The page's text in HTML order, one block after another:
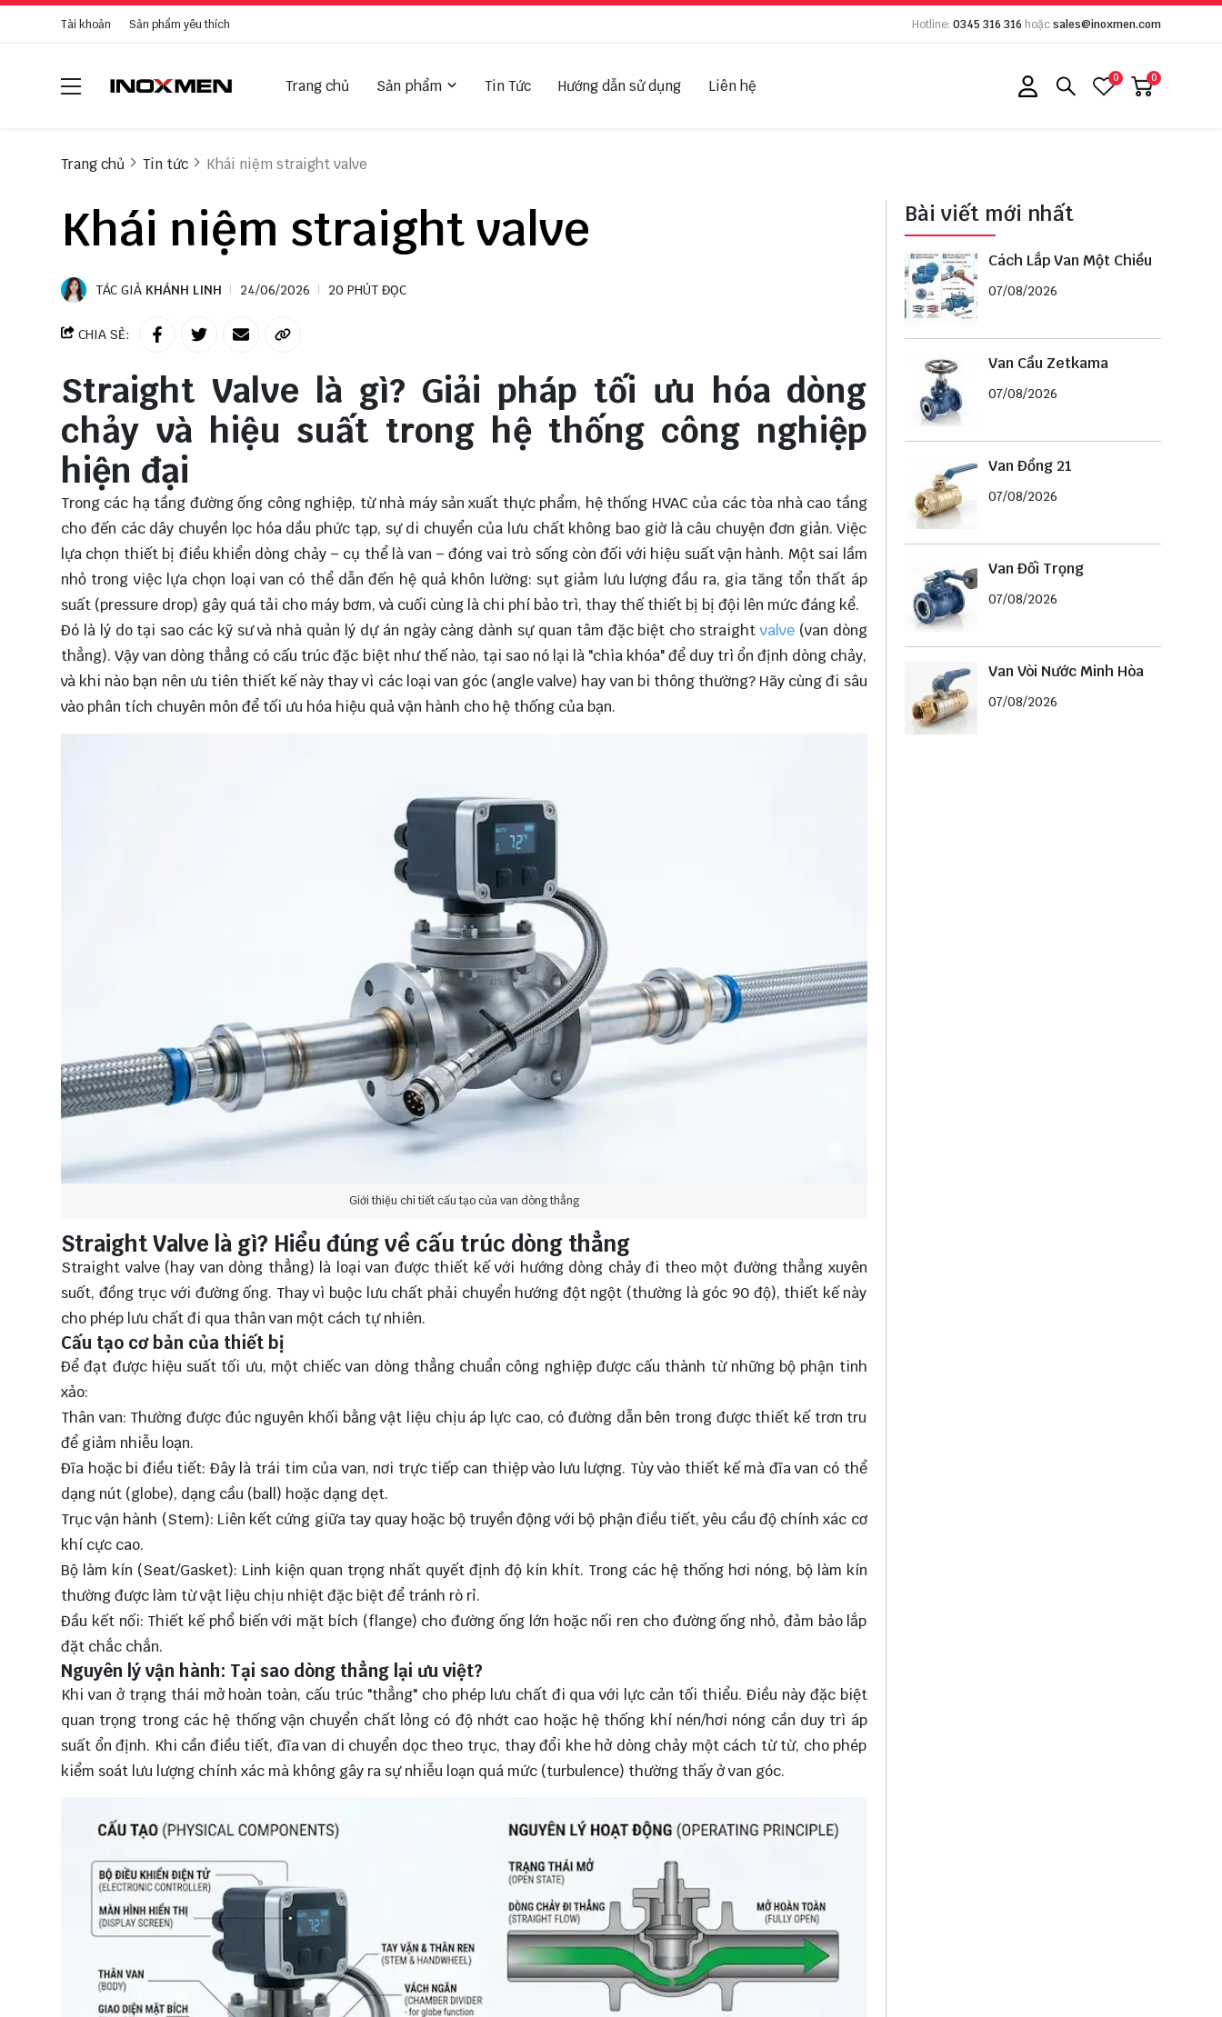
Tài khoản Sản phẩm yêu thích Hotline: 0345 316 316 hoặcsales@inoxmen.com
Trang chủ Sản phẩm Tin Tức Hướng dẫn sử dụng Liên hệ 0 0
Trang chủ Tin tức Khái niệm straight valve
Khái niệm straight valve
TÁC GIẢ KHÁNH LINH 24/06/2026 20 PHÚT ĐỌC
CHIA SẺ:
Straight Valve là gì? Giải pháp tối ưu hóa dòng
chảy và hiệu suất trong hệ thống công nghiệp
hiện đại
Trong các hạ tầng đường ống công nghiệp, từ nhà máy sản xuất thực phẩm, hệ thống HVAC của các tòa nhà cao tầng
cho đến các dây chuyền lọc hóa dầu phức tạp, sự di chuyển của lưu chất không bao giờ là câu chuyện đơn giản. Việc
lựa chọn thiết bị điều khiển dòng chảy – cụ thể là van – đóng vai trò sống còn đối với hiệu suất vận hành. Một sai lầm
nhỏ trong việc lựa chọn loại van có thể dẫn đến hệ quả khôn lường: sụt giảm lưu lượng đầu ra, gia tăng tổn thất áp
suất (pressure drop) gây quá tải cho máy bơm, và cuối cùng là chi phí bảo trì, thay thế thiết bị bị đội lên mức đáng kể.
Đó là lý do tại sao các kỹ sư và nhà quản lý dự án ngày càng dành sự quan tâm đặc biệt cho straight valve (van dòng
thẳng). Vậy van dòng thẳng có cấu trúc đặc biệt như thế nào, tại sao nó lại là "chìa khóa" để duy trì ổn định dòng chảy,
và khi nào bạn nên ưu tiên thiết kế này thay vì các loại van góc (angle valve) hay van bi thông thường? Hãy cùng đi sâu
vào phân tích chuyên môn để tối ưu hóa hiệu quả vận hành cho hệ thống của bạn.
Giới thiệu chi tiết cấu tạo của van dòng thẳng
Straight Valve là gì? Hiểu đúng về cấu trúc dòng thẳng
Straight valve (hay van dòng thẳng) là loại van được thiết kế với hướng dòng chảy đi theo một đường thẳng xuyên
suốt, đồng trục với đường ống. Thay vì buộc lưu chất phải chuyển hướng đột ngột (thường là góc 90 độ), thiết kế này
cho phép lưu chất đi qua thân van một cách tự nhiên.
Cấu tạo cơ bản của thiết bị
Để đạt được hiệu suất tối ưu, một chiếc van dòng thẳng chuẩn công nghiệp được cấu thành từ những bộ phận tinh
xảo:
Thân van: Thường được đúc nguyên khối bằng vật liệu chịu áp lực cao, có đường dẫn bên trong được thiết kế trơn tru
để giảm nhiễu loạn.
Đĩa hoặc bi điều tiết: Đây là trái tim của van, nơi trực tiếp can thiệp vào lưu lượng. Tùy vào thiết kế mà đĩa van có thể
dạng nút (globe), dạng cầu (ball) hoặc dạng dẹt.
Trục vận hành (Stem): Liên kết cứng giữa tay quay hoặc bộ truyền động với bộ phận điều tiết, yêu cầu độ chính xác cơ
khí cực cao.
Bộ làm kín (Seat/Gasket): Linh kiện quan trọng nhất quyết định độ kín khít. Trong các hệ thống hơi nóng, bộ làm kín
thường được làm từ vật liệu chịu nhiệt đặc biệt để tránh rò rỉ.
Đầu kết nối: Thiết kế phổ biến với mặt bích (flange) cho đường ống lớn hoặc nối ren cho đường ống nhỏ, đảm bảo lắp
đặt chắc chắn.
Nguyên lý vận hành: Tại sao dòng thẳng lại ưu việt?
Khi van ở trạng thái mở hoàn toàn, cấu trúc "thẳng" cho phép lưu chất đi qua với lực cản tối thiểu. Điều này đặc biệt
quan trọng trong các hệ thống vận chuyển chất lỏng có độ nhớt cao hoặc hệ thống khí nén/hơi nóng cần duy trì áp
suất ổn định. Khi cần điều tiết, đĩa van di chuyển dọc theo trục, thay đổi khe hở dòng chảy một cách từ từ, cho phép
kiểm soát lưu lượng chính xác mà không gây ra sự nhiễu loạn quá mức (turbulence) thường thấy ở van góc.
Bài viết mới nhất
Cách Lắp Van Một Chiều
07/08/2026
Van Cầu Zetkama
07/08/2026
Van Đồng 21
07/08/2026
Van Đối Trọng
07/08/2026
Van Vòi Nước Minh Hòa
07/08/2026